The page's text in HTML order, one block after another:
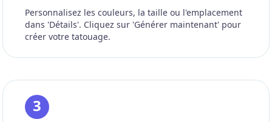
Personnalisez les couleurs, la taille ou l'emplacement
dans 'Détails'. Cliquez sur 'Générer maintenant' pour
créer votre tatouage.
3